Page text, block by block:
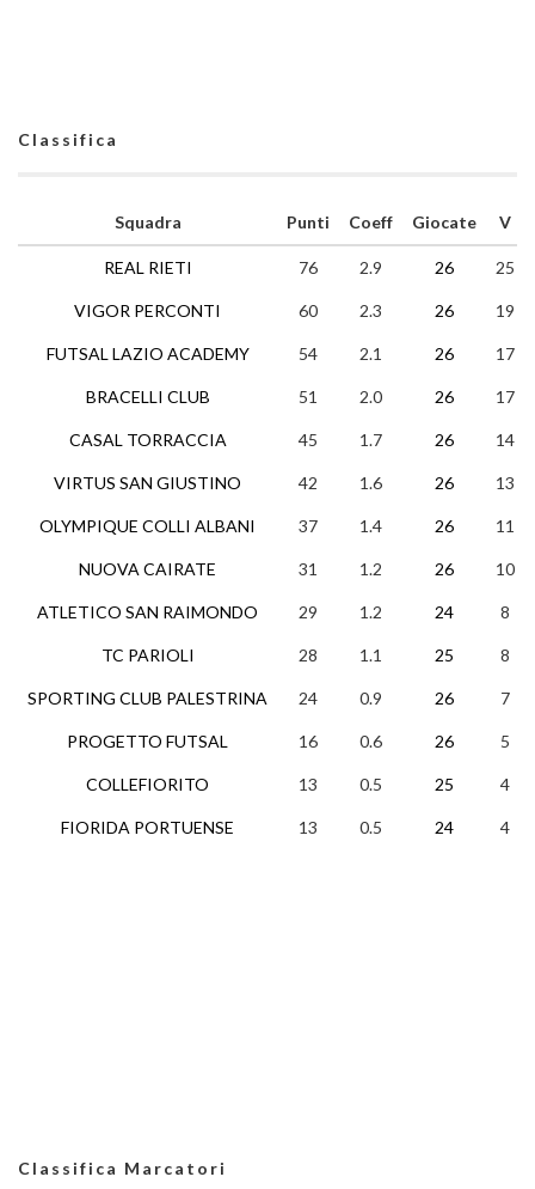
Classifica
Squadra
REAL RIETI
VIGOR PERCONTI
FUTSAL LAZIO ACADEMY
BRACELLI CLUB
CASAL TORRACCIA
VIRTUS SAN GIUSTINO
OLYMPIQUE COLLI ALBANI
NUOVA CAIRATE
ATLETICO SAN RAIMONDO
TC PARIOLI
SPORTING CLUB PALESTRINA
PROGETTO FUTSAL
COLLEFIORITO
FIORIDA PORTUENSE
Punti Coeff Giocate V
76 2.9 26 25
60 2.3 26 19
54 2.1 26 17
51 2.0 26 17
45 1.7 26 14
42 1.6 26 13
37 1.4 26 11
31 1.2 26 10
29 1.2 24 8
28 1.1 25 8
24 0.9 26 7
16 0.6 26 5
13 0.5 25 4
13 0.5 24 4
Classifica Marcatori